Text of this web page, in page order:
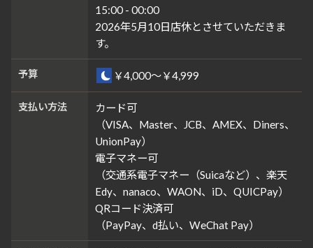
15:00 - 00:00
2026年5月10日店休とさせていただきま
す。
予算 ￥4,000～￥4,999
支払い方法
カード可
（VISA、Master、JCB、AMEX、Diners、
UnionPay）
電子マネー可
（交通系電子マネー（Suicaなど）、楽天
Edy、nanaco、WAON、iD、QUICPay）
QRコード決済可
（PayPay、d払い、WeChat Pay）